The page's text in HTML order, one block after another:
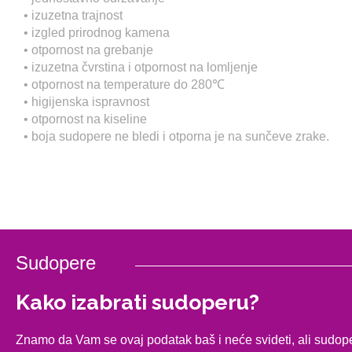
• izuzetna trajnost
• izgled prirodnog kamena
• otpornost na grebanje
• izuzetna čvrstina i otpornost na lomljenje
• otpornost na temperature do 280℃
• higijenska ispravnost
• otpornost na kiseline
• boja sudopere ne bledi i otporna je na sunčeve zrake.
Sudopere
Kako izabrati sudoperu?
​​​​​​​Znamo da Vam se ovaj podatak baš i neće svideti, ali